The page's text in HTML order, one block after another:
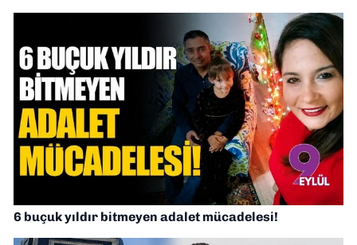
6 buçuk yıldır bitmeyen adalet mücadelesi!